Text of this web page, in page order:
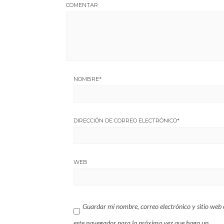
COMENTAR
NOMBRE*
DIRECCIÓN DE CORREO ELECTRÓNICO*
WEB
Guardar mi nombre, correo electrónico y sitio web